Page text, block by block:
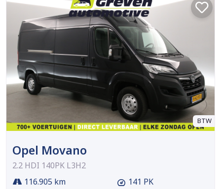
BTW
Opel Movano
2.2 HDI 140PK L3H2
116.905 km
141 PK